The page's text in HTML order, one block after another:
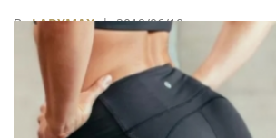
單。
ByLADYMAX| 2019/06/10